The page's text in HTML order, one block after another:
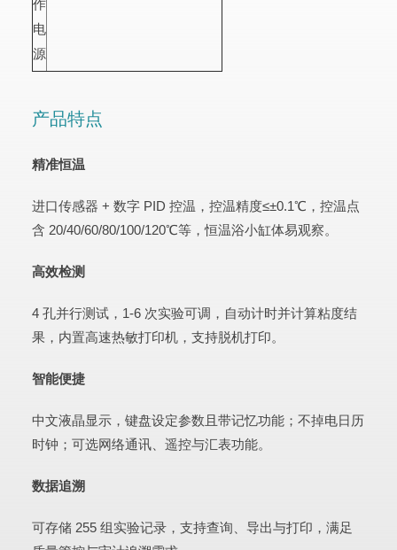
作
电
源
产品特点
精准恒温
进口传感器 + 数字 PID 控温，控温精度≤±0.1℃，控温点
含 20/40/60/80/100/120℃等，恒温浴小缸体易观察。
高效检测
4 孔并行测试，1-6 次实验可调，自动计时并计算粘度结
果，内置高速热敏打印机，支持脱机打印。
智能便捷
中文液晶显示，键盘设定参数且带记忆功能；不掉电日历
时钟；可选网络通讯、遥控与汇表功能。
数据追溯
可存储 255 组实验记录，支持查询、导出与打印，满足